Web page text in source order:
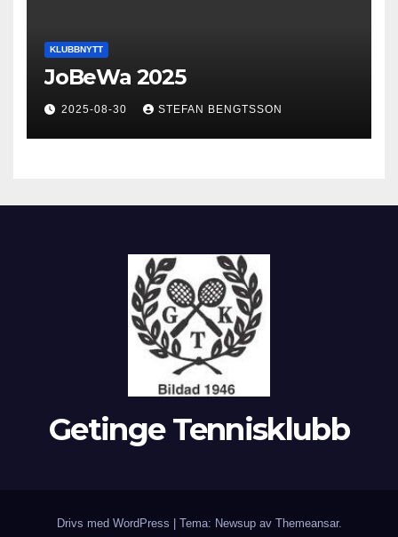
KLUBBNYTT
JoBeWa 2025
2025-08-30 STEFAN BENGTSSON
Getinge Tennisklubb
Drivs med WordPress Tema: Newsup av Themeansar.